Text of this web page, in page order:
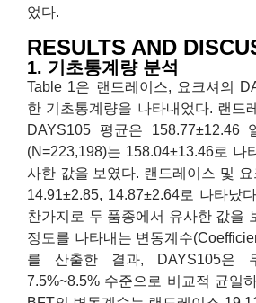
었다.
RESULTS AND
1. 기초통계량 분석
Table 1은 랜드레이스, 요크셔의
한 기초통계량을 나타내었다. 랜드
DAYS105 평균은 158.77±12.46
(N=223,198)는 158.04±13.46로 나
사한 값을 보였다. 랜드레이스 및
14.91±2.85, 14.87±2.64로 나타났
찬가지로 두 품종에서 유사한 값을
정도를 나타내는 변동계수
를 산출한 결과, DAYS105은
7.5%~8.5% 수준으로 비교적 균일